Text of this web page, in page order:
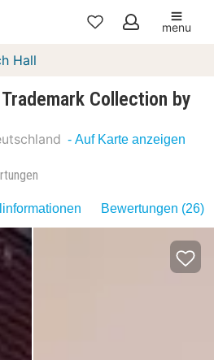
Meine
menu
Hall
Collection by
- Auf Karte anzeigen
Bewertungen (26)